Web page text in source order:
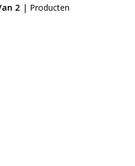
2 | Producten